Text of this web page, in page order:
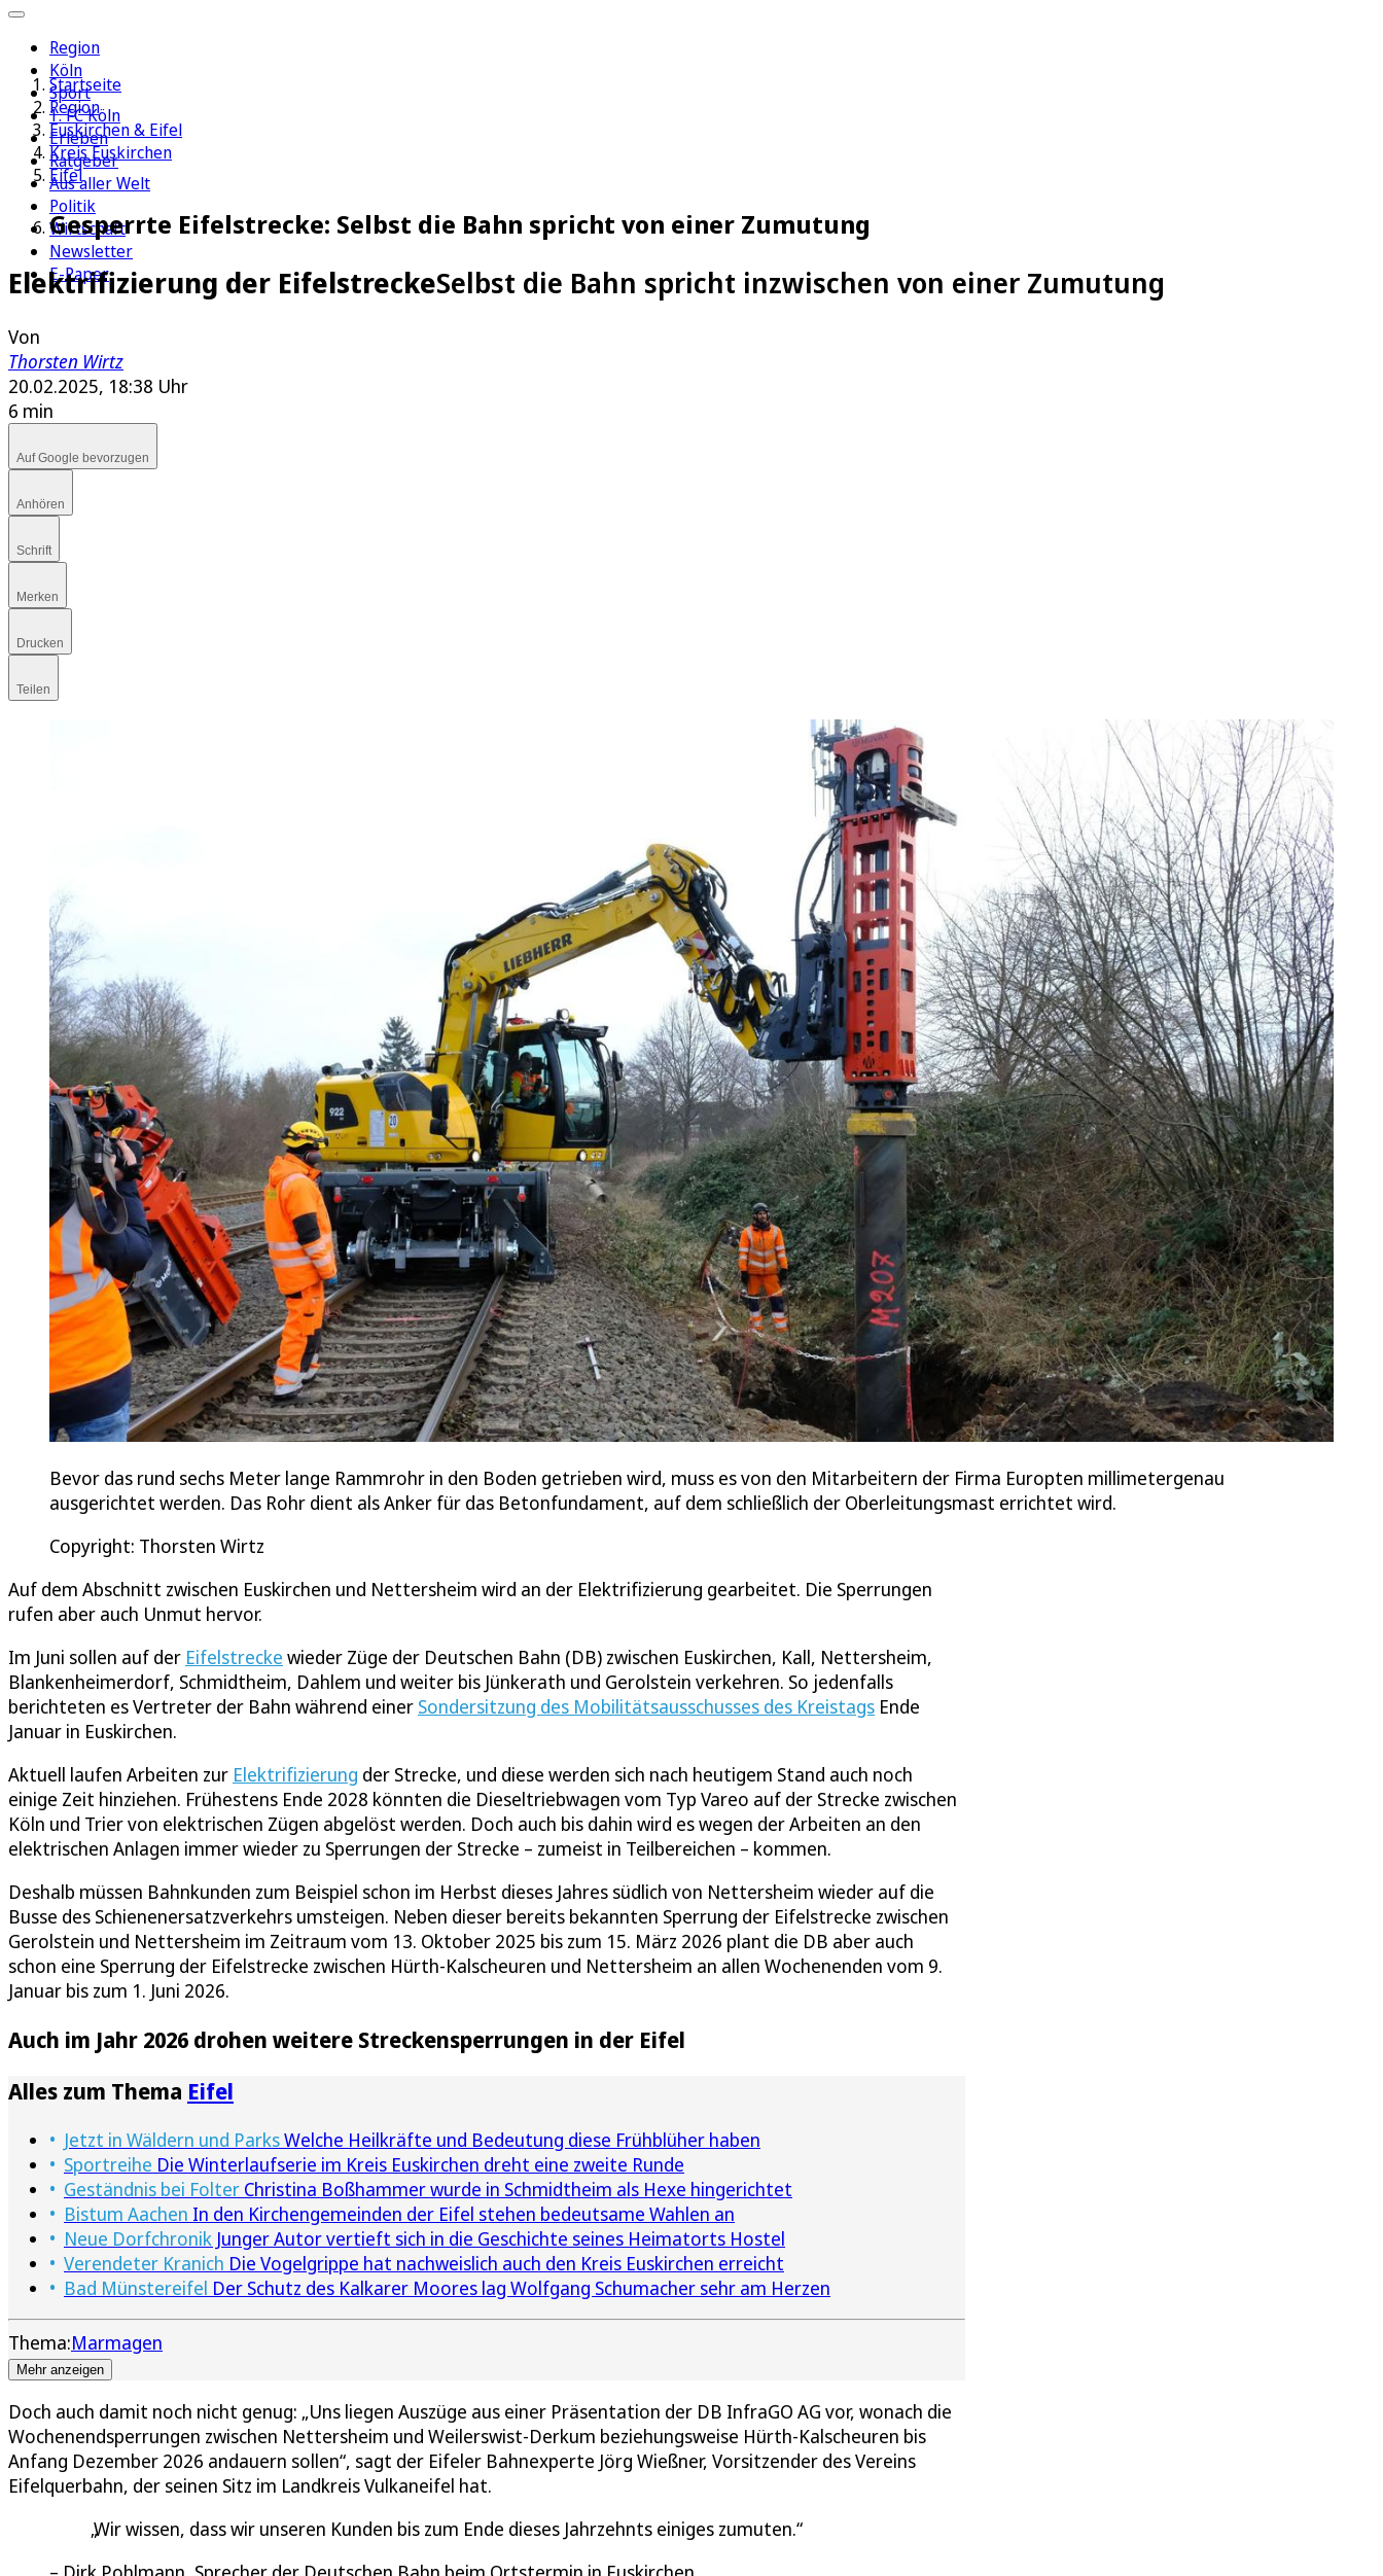
Region
Köln
Sport
1. FC Köln
Erleben
Ratgeber
Aus aller Welt
Politik
Wirtschaft
Newsletter
E-Paper
Startseite
Region
Euskirchen & Eifel
Kreis Euskirchen
Eifel
Gesperrte Eifelstrecke: Selbst die Bahn spricht von einer Zumutung
Elektrifizierung der EifelstreckeSelbst die Bahn spricht inzwischen von einer Zumutung
Von
Thorsten Wirtz
20.02.2025, 18:38 Uhr
6 min
Auf Google bevorzugen
Anhören
Schrift
Merken
Drucken
Teilen
Bevor das rund sechs Meter lange Rammrohr in den Boden getrieben wird, muss es von den Mitarbeitern der Firma Europten millimetergenau
ausgerichtet werden. Das Rohr dient als Anker für das Betonfundament, auf dem schließlich der Oberleitungsmast errichtet wird.
Copyright: Thorsten Wirtz
Auf dem Abschnitt zwischen Euskirchen und Nettersheim wird an der Elektrifizierung gearbeitet. Die Sperrungen
rufen aber auch Unmut hervor.
Im Juni sollen auf der Eifelstrecke wieder Züge der Deutschen Bahn (DB) zwischen Euskirchen, Kall, Nettersheim,
Blankenheimerdorf, Schmidtheim, Dahlem und weiter bis Jünkerath und Gerolstein verkehren. So jedenfalls
berichteten es Vertreter der Bahn während einer Sondersitzung des Mobilitätsausschusses des Kreistags Ende
Januar in Euskirchen.
Aktuell laufen Arbeiten zur Elektrifizierung der Strecke, und diese werden sich nach heutigem Stand auch noch
einige Zeit hinziehen. Frühestens Ende 2028 könnten die Dieseltriebwagen vom Typ Vareo auf der Strecke zwischen
Köln und Trier von elektrischen Zügen abgelöst werden. Doch auch bis dahin wird es wegen der Arbeiten an den
elektrischen Anlagen immer wieder zu Sperrungen der Strecke – zumeist in Teilbereichen – kommen.
Deshalb müssen Bahnkunden zum Beispiel schon im Herbst dieses Jahres südlich von Nettersheim wieder auf die
Busse des Schienenersatzverkehrs umsteigen. Neben dieser bereits bekannten Sperrung der Eifelstrecke zwischen
Gerolstein und Nettersheim im Zeitraum vom 13. Oktober 2025 bis zum 15. März 2026 plant die DB aber auch
schon eine Sperrung der Eifelstrecke zwischen Hürth-Kalscheuren und Nettersheim an allen Wochenenden vom 9.
Januar bis zum 1. Juni 2026.
Auch im Jahr 2026 drohen weitere Streckensperrungen in der Eifel
Alles zum Thema Eifel
Jetzt in Wäldern und ParksWelche Heilkräfte und Bedeutung diese Frühblüher haben
Sportreihe Die Winterlaufserie im Kreis Euskirchen dreht eine zweite Runde
Geständnis bei Folter Christina Boßhammer wurde in Schmidtheim als Hexe hingerichtet
Bistum Aachen In den Kirchengemeinden der Eifel stehen bedeutsame Wahlen an
Neue Dorfchronik Junger Autor vertieft sich in die Geschichte seines Heimatorts Hostel
Verendeter Kranich Die Vogelgrippe hat nachweislich auch den Kreis Euskirchen erreicht
Bad Münstereifel Der Schutz des Kalkarer Moores lag Wolfgang Schumacher sehr am Herzen
Thema:Marmagen
Mehr anzeigen
Doch auch damit noch nicht genug: „Uns liegen Auszüge aus einer Präsentation der DB InfraGO AG vor, wonach die
Wochenendsperrungen zwischen Nettersheim und Weilerswist-Derkum beziehungsweise Hürth-Kalscheuren bis
Anfang Dezember 2026 andauern sollen“, sagt der Eifeler Bahnexperte Jörg Wießner, Vorsitzender des Vereins
Eifelquerbahn, der seinen Sitz im Landkreis Vulkaneifel hat.
Wir wissen, dass wir unseren Kunden bis zum Ende dieses Jahrzehnts einiges zumuten.